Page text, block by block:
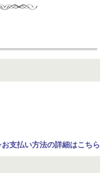
お支払い方法の詳細はこちら